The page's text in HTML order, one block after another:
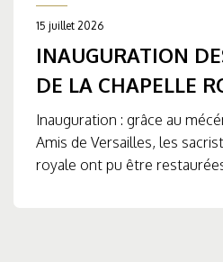
15 juillet 2026
INAUGURATION
DE LA CHAPELLE
Inauguration : grâce au
Amis de Versailles, les
royale ont pu être